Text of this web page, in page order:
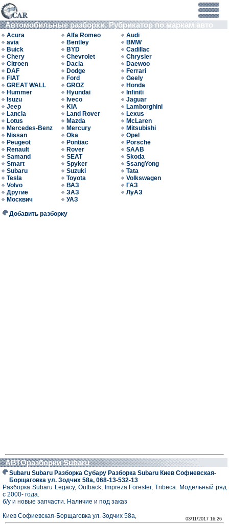
Автомобильные разборки. Рубрикатор по маркам авто
Acura Alfa Romeo
Audi
avia
Bentley
BMW
Buick
BYD
Cadillac
Chery
Chevrolet
Chrysler
Citroen
Dacia
Daewoo
DAF
Dodge
Ferrari
FIAT
Ford
Geely
GREAT WALL
GROZ
Honda
Hummer
Hyundai
Infiniti
Isuzu
Iveco
Jaguar
Jeep
KIA
Lamborghini
Lancia
Land Rover
Lexus
Lotus
Mazda
McLaren
Mercedes-Benz
Mercury
Mitsubishi
Nissan
Oka
Opel
Peugeot
Pontiac
Porsche
Renault
Rover
SAAB
Samand
SEAT
Skoda
Smart
Spyker
SsangYong
Subaru
Suzuki
Tata
Tesla
Toyota
Volkswagen
Volvo
ВАЗ
ГАЗ
Другие
ЗАЗ
ЛуАЗ
Москвич
УАЗ
Добавить разборку
АВТОразборки Subaru
Subaru Subaru Разборка Субару Разборка Subaru Киев Софиевская-
Борщаговка ул. Зодчих 58а, 068-13-532-13
Разборка Subaru Legacy, Outback, Impreza Forester, Tribeca. Модельный ряд
с 2000- года.
б/у и новые запчасти. Наличие и под заказ
Киев Софиевская-Борщаговка ул. Зодчих 58а,
03/11/2017 16:26